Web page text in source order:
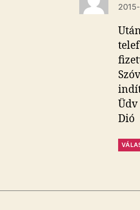
Üdv
Dió